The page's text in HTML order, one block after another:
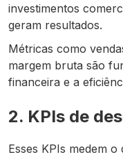
investimentos
geram resultados.
Métricas como
margem bruta são
financeira e a
2. KPIs de
Esses KPIs medem